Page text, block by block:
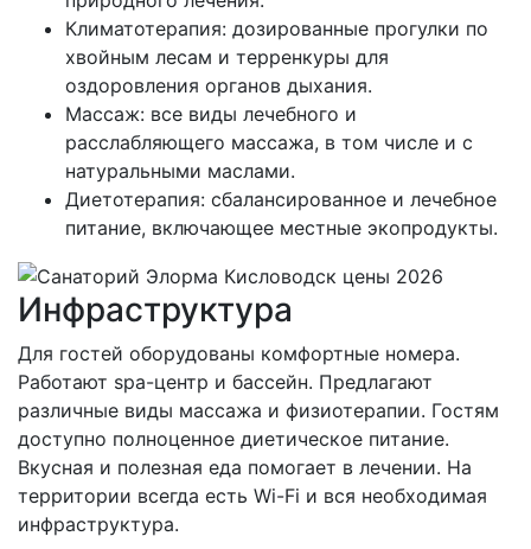
Климатотерапия: дозированные прогулки по
хвойным лесам и терренкуры для
оздоровления органов дыхания.
Массаж: все виды лечебного и
расслабляющего массажа, в том числе и с
натуральными маслами.
Диетотерапия: сбалансированное и лечебное
питание, включающее местные экопродукты.
Инфраструктура
Для гостей оборудованы комфортные номера.
Работают spa-центр и бассейн. Предлагают
различные виды массажа и физиотерапии. Гостям
доступно полноценное диетическое питание.
Вкусная и полезная еда помогает в лечении. На
территории всегда есть Wi-Fi и вся необходимая
инфраструктура.